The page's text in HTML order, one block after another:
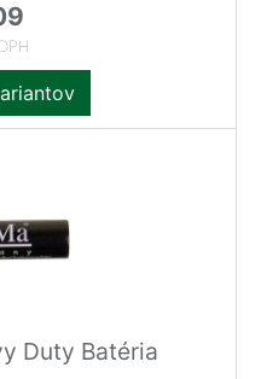
Duty Batéria